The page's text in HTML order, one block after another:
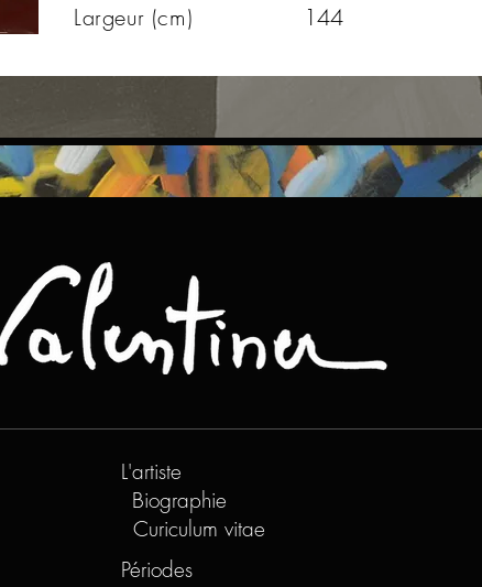
Largeur (cm)
144
L'artiste
Biographie
Curiculum vitae
Périodes